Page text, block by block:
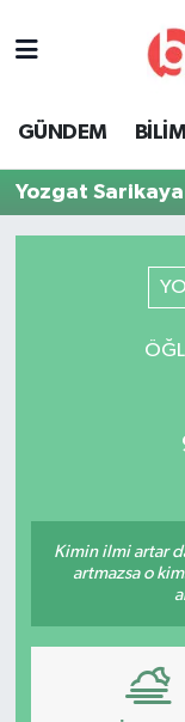
GÜNDEM
Yozgat
Kimin ilmi artar
artmazsa o
EKONOMİ
KÜLTÜR
MAGAZİN
YEREL
Süper Lig
Tüm
Son Dakika